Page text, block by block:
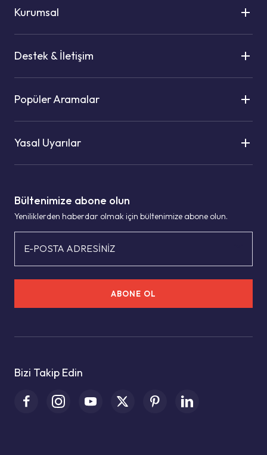
Bültenimize abone olun
Yeniliklerden haberdar olmak için bültenimize abone olun.
E-POSTA ADRESİNİZ
ABONE OL
Bizi Takip Edin
Kurumsal
Destek & İletişim
Popüler Aramalar
Yasal Uyarılar